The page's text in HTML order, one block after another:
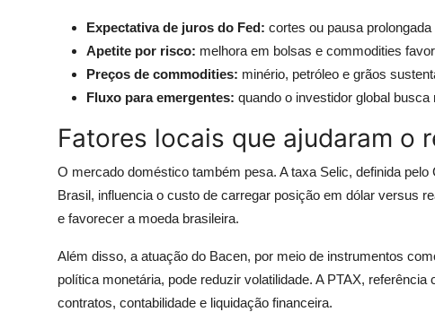
Expectativa de juros do Fed: cortes ou pausa
Apetite por risco: melhora em bolsas e commodities
Preços de commodities: minério, petróleo e grãos
Fluxo para emergentes: quando o investidor global
Fatores locais que ajudaram o
O mercado doméstico também pesa. A taxa Selic, definida
Brasil, influencia o custo de carregar posição em dólar versus
e favorecer a moeda brasileira.
Além disso, a atuação do Bacen, por meio de instrumentos
política monetária, pode reduzir volatilidade. A PTAX,
contratos, contabilidade e liquidação financeira.